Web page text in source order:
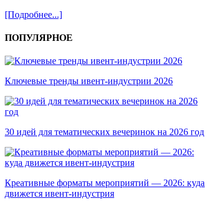
[Подробнее...]
ПОПУЛЯРНОЕ
Ключевые тренды ивент-индустрии 2026
30 идей для тематических вечеринок на 2026 год
Креативные форматы мероприятий — 2026: куда
движется ивент-индустрия